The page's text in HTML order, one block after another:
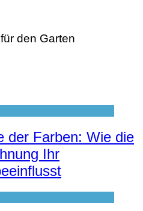
den Garten
der Farben: Wie die
Ihr